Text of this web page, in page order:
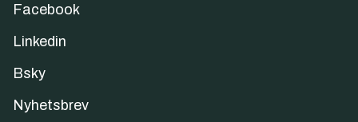
Facebook
Linkedin
Bsky
Nyhetsbrev